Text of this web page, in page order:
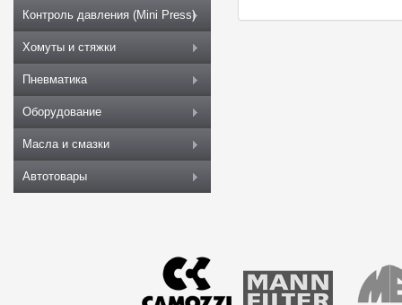
Контроль давления (Mini Press)
Хомуты и стяжки
Пневматика
Оборудование
Масла и смазки
Автотовары